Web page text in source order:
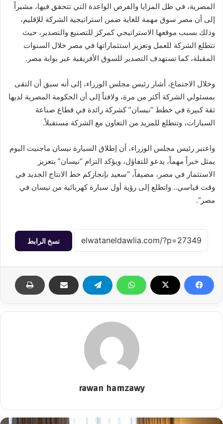
المصرية، في ظل المزايا والفرص الواعدة التي تتحقق فيها، مشيراً
إلى أن مصر سوق مهمة للغاية ضمن استراتيجية الشركة للإقليم،
وذلك بسبب موقعها الاستراتيجي كمركز للتصنيع والتصدير، حيث
تتطلع الشركة للعمل وتعزيز استثماراتها في مصر خلال السنوات
المقبلة، كما تستهدف التصدير للسوق الأفريقية عبر بوابة مصر.
وخلال الاجتماع، أشار رئيس مجلس الوزراء، إلى أنه سبق أن التقى
بمسئولي الشركة أكثر من مرة، ولافتاً إلى أن الحكومة المصرية لديها
ثقة كبيرة في خطط “نيسان” كشركة رائدة في قطاع صناعة
السيارات، وتتطلع للمزيد من التعاون مع الشركة مستقبلاً.
واعتبر رئيس مجلس الوزراء، أن إطلاق السيارة نيسان ماجنيت اليوم
يمثل خبراً مهماً، يدعو للتفاؤل، ويؤكد التزام “نيسان” بتعزيز
الاستثمار في مصر، مضيفاً، “سعيد بإنجازكم خط الانتاج الجديد في
وقت قياسي.. واتطلع إلى رؤية أول سيارة كهربائية من نيسان في
مصر”.
نسخ الرابط
rawan hamzawy